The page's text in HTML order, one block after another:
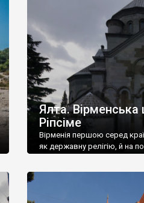
називаються
виробляє відмінне вино і
легке біле і дуже […]
Ялта. Вірменська
Ріпсіме
Вірменія першою серед
як державну релігію, й на